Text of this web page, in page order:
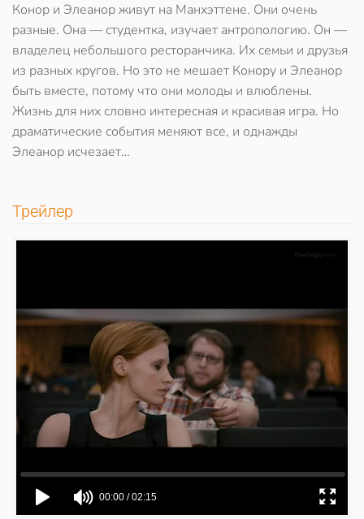
Конор и Элеанор живут на Манхэттене. Они очень
разные. Она — студентка, изучает антропологию. Он —
владелец небольшого ресторанчика. Их семьи и друзья
из разных кругов. Но это не мешает Конору и Элеанор
быть вместе, потому что они молоды и влюблены.
Жизнь для них словно интересная и красивая игра. Но
драматические события меняют все, и однажды
Элеанор исчезает…
Трейлер